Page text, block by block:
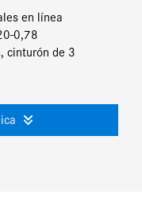
en línea
0,78
cinturón de 3